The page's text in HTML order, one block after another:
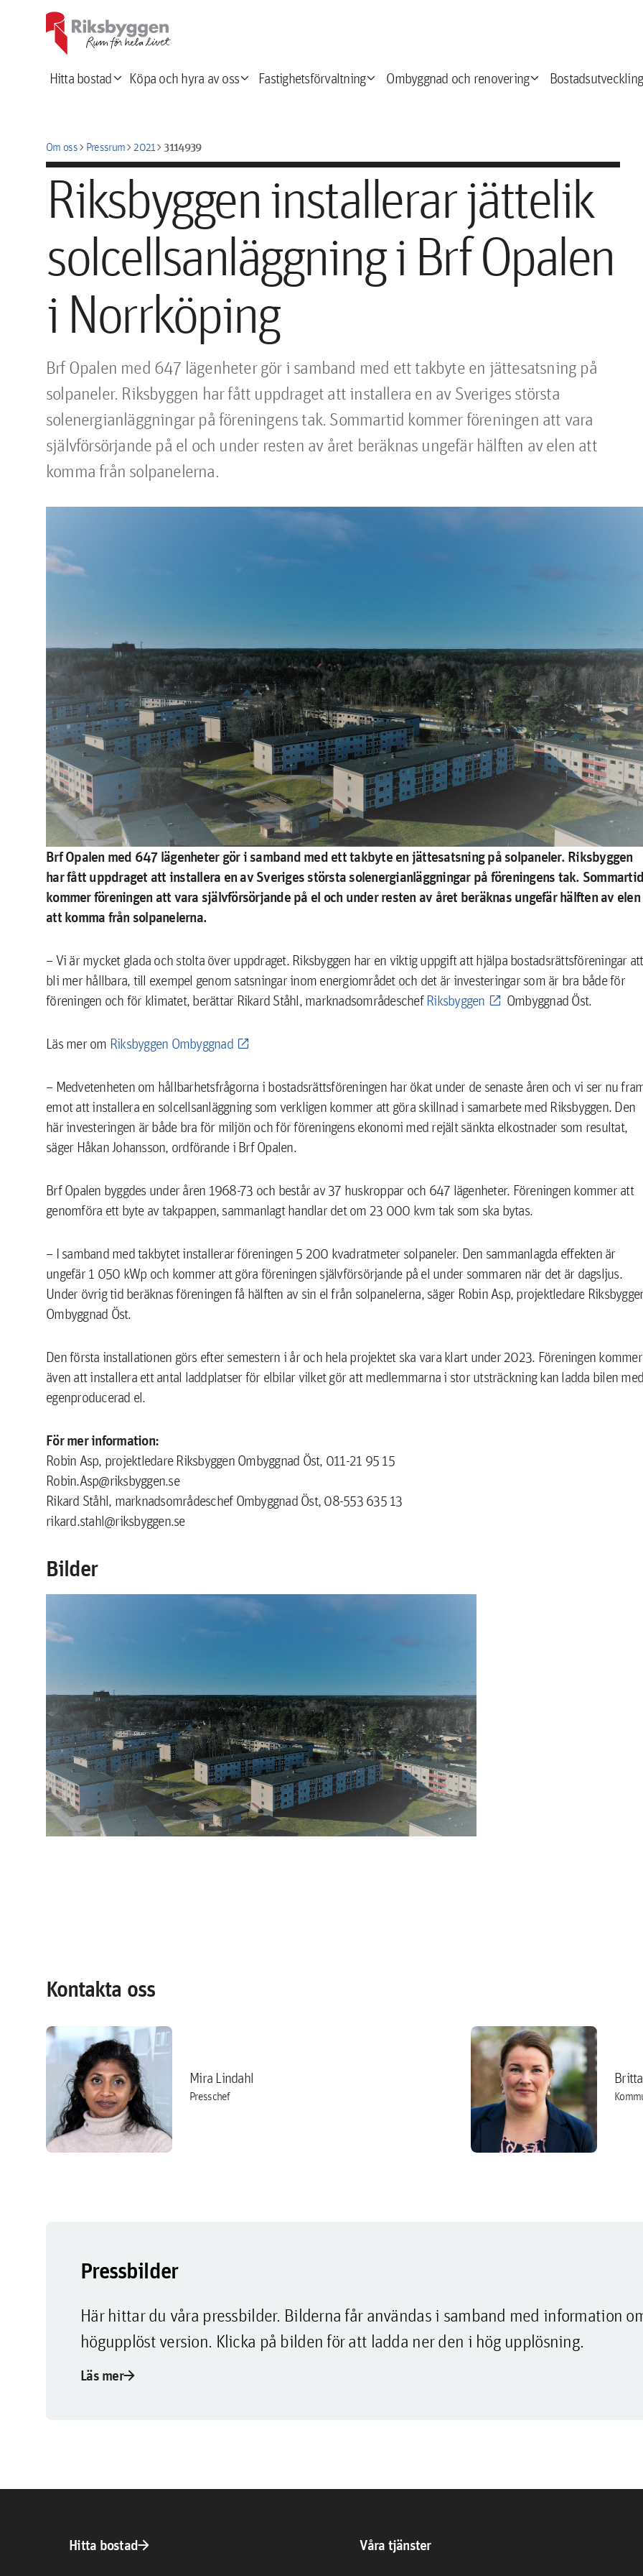
Hitta bostadexpand_more Köpa och hyra av ossexpand_more Fastighetsförvaltningexpand_more Ombyggnad och renoveringexpand_more Bostadsutveckling
Om osschevron_rightPressrumchevron_right2021chevron_right3114939
Riksbyggen installerar jättelik
solcellsanläggning i Brf Opalen
i Norrköping
Brf Opalen med 647 lägenheter gör i samband med ett takbyte en jättesatsning på
solpaneler. Riksbyggen har fått uppdraget att installera en av Sveriges största
solenergianläggningar på föreningens tak. Sommartid kommer föreningen att vara
självförsörjande på el och under resten av året beräknas ungefär hälften av elen att
komma från solpanelerna.
Brf Opalen med 647 lägenheter gör i samband med ett takbyte en jättesatsning på solpaneler. Riksbyggen
har fått uppdraget att installera en av Sveriges största solenergianläggningar på föreningens tak. Sommartid
kommer föreningen att vara självförsörjande på el och under resten av året beräknas ungefär hälften av elen
att komma från solpanelerna.
– Vi är mycket glada och stolta över uppdraget. Riksbyggen har en viktig uppgift att hjälpa bostadsrättsföreningar att
bli mer hållbara, till exempel genom satsningar inom energiområdet och det är investeringar som är bra både för
föreningen och för klimatet, berättar Rikard Ståhl, marknadsområdeschef Riksbyggen Ombyggnad Öst.
Läs mer om Riksbyggen Ombyggnad
– Medvetenheten om hållbarhetsfrågorna i bostadsrättsföreningen har ökat under de senaste åren och vi ser nu
emot att installera en solcellsanläggning som verkligen kommer att göra skillnad i samarbete med Riksbyggen. Den
här investeringen är både bra för miljön och för föreningens ekonomi med rejält sänkta elkostnader som resultat,
säger Håkan Johansson, ordförande i Brf Opalen.
Brf Opalen byggdes under åren 1968-73 och består av 37 huskroppar och 647 lägenheter. Föreningen kommer att
genomföra ett byte av takpappen, sammanlagt handlar det om 23 000 kvm tak som ska bytas.
– I samband med takbytet installerar föreningen 5 200 kvadratmeter solpaneler. Den sammanlagda effekten är
ungefär 1 050 kWp och kommer att göra föreningen självförsörjande på el under sommaren när det är dagsljus.
Under övrig tid beräknas föreningen få hälften av sin el från solpanelerna, säger Robin Asp, projektledare
Ombyggnad Öst.
Den första installationen görs efter semestern i år och hela projektet ska vara klart under 2023. Föreningen kommer
även att installera ett antal laddplatser för elbilar vilket gör att medlemmarna i stor utsträckning kan ladda bilen med
egenproducerad el.
För mer information:
Robin Asp, projektledare Riksbyggen Ombyggnad Öst, 011-21 95 15
Robin.Asp@riksbyggen.se
Rikard Ståhl, marknadsområdeschef Ombyggnad Öst, 08-553 635 13
rikard.stahl@riksbyggen.se
Bilder
Kontakta oss
Mira Lindahl
Presschef
Pressbilder
Här hittar du våra pressbilder. Bilderna får användas i samband med information
högupplöst version. Klicka på bilden för att ladda ner den i hög upplösning.
Läs merarrow_forward
Hitta bostadarrow_forward Våra tjänster